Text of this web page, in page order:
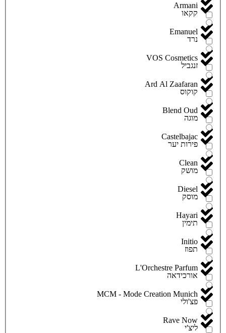
Armani
Emanuel
VOS Cosmetics
Ard Al Zaafaran
Blend Oud
Castelbajac
Clean
Diesel
Hayari
Initio
L'Orchestre Parfum
MCM - Mode Creation Munich
Rave Now
קקאו
נרד
זנגביל
קוקוס
מוגה
פירות יער
מושק
מוסק
תימין
תפוז
אורכידאה
פצ'ולי
ליצ'י